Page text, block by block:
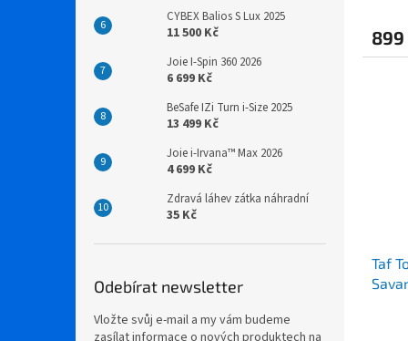
CYBEX Balios S Lux 2025
11 500 Kč
Joie I-Spin 360 2026
6 699 Kč
BeSafe IZi Turn i-Size 2025
13 499 Kč
Joie i-Irvana™ Max 2026
4 699 Kč
Zdravá láhev zátka náhradní
35 Kč
Odebírat newsletter
Vložte svůj e-mail a my vám budeme
899
Taf